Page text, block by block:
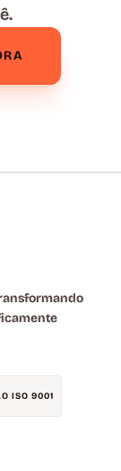
ISO 9001